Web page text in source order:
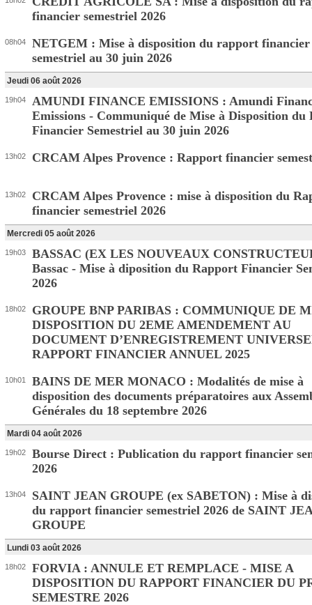
financier semestriel 2026
08h04
NETGEM : Mise à disposition du rapport financier
semestriel au 30 juin 2026
Jeudi 06 août 2026
19h04
AMUNDI FINANCE EMISSIONS : Amundi
Emissions - Communiqué de Mise à Disposition du
Financier Semestriel au 30 juin 2026
13h02 CRCAM Alpes Provence : Rapport financier
13h02
CRCAM Alpes Provence : mise à disposition du
financier semestriel 2026
Mercredi 05 août 2026
19h03
BASSAC (EX LES NOUVEAUX
Bassac - Mise à diposition du Rapport Financier
2026
18h02
GROUPE BNP PARIBAS : COMMUNIQUE DE
DISPOSITION DU 2EME AMENDEMENT AU
DOCUMENT D’ENREGISTREMENT
RAPPORT FINANCIER ANNUEL 2025
10h01
BAINS DE MER MONACO : Modalités de mise à
disposition des documents préparatoires aux
Générales du 18 septembre 2026
Mardi 04 août 2026
19h02
Bourse Direct : Publication du rapport financier
2026
13h04
SAINT JEAN GROUPE (ex SABETON) : Mise à
du rapport financier semestriel 2026 de SAINT
GROUPE
Lundi 03 août 2026
18h02
FORVIA : ANNULE ET REMPLACE - MISE A
DISPOSITION DU RAPPORT FINANCIER DU
SEMESTRE 2026